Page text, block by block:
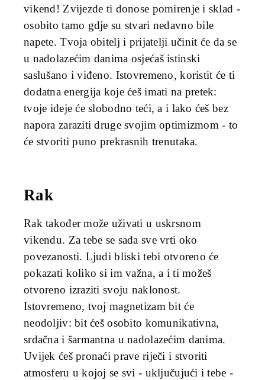
vikend! Zvijezde ti donose pomirenje i sklad -
osobito tamo gdje su stvari nedavno bile
napete. Tvoja obitelj i prijatelji učinit će da se
u nadolazećim danima osjećaš istinski
saslušano i viđeno. Istovremeno, koristit će ti
dodatna energija koje ćeš imati na pretek:
tvoje ideje će slobodno teći, a i lako ćeš bez
napora zaraziti druge svojim optimizmom - to
će stvoriti puno prekrasnih trenutaka.
Rak
Rak također može uživati u uskrsnom
vikendu. Za tebe se sada sve vrti oko
povezanosti. Ljudi bliski tebi otvoreno će
pokazati koliko si im važna, a i ti možeš
otvoreno izraziti svoju naklonost.
Istovremeno, tvoj magnetizam bit će
neodoljiv: bit ćeš osobito komunikativna,
srdačna i šarmantna u nadolazećim danima.
Uvijek ćeš pronaći prave riječi i stvoriti
atmosferu u kojoj se svi - uključujući i tebe -